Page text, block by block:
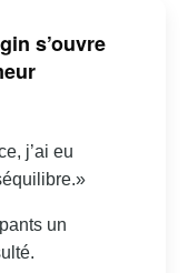
s’ouvre
j’ai eu
un